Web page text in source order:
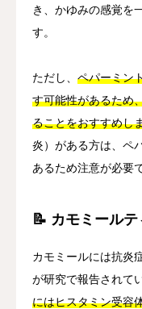
き、かゆみの感覚を
す。
ただし、 ペパーミン
す可能性があるため
ることをおすすめし
炎）がある方は、ペ
あるため注意が必要
📝 カモミールテ
カモミールには抗炎
が研究で報告されて
にはヒスタミン受容